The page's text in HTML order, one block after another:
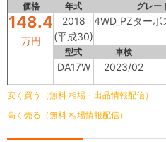
価格 年式 グレー
148.4
万円
2018
(平成30)
4WD_PZターボ
型式 車検
DA17W 2023/02
安く買う（無料 相場・出品情報配信）
高く売る（無料 相場情報配信）